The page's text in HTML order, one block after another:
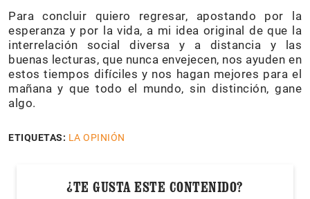
Para concluir quiero regresar, apostando por la
esperanza y por la vida, a mi idea original de que la
interrelación social diversa y a distancia y las
buenas lecturas, que nunca envejecen, nos ayuden en
estos tiempos difíciles y nos hagan mejores para el
mañana y que todo el mundo, sin distinción, gane
algo.
ETIQUETAS: LA OPINIÓN
¿TE GUSTA ESTE CONTENIDO?